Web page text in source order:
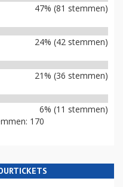
47% (81 stemmen)
24% (42 stemmen)
21% (36 stemmen)
6% (11 stemmen)
170